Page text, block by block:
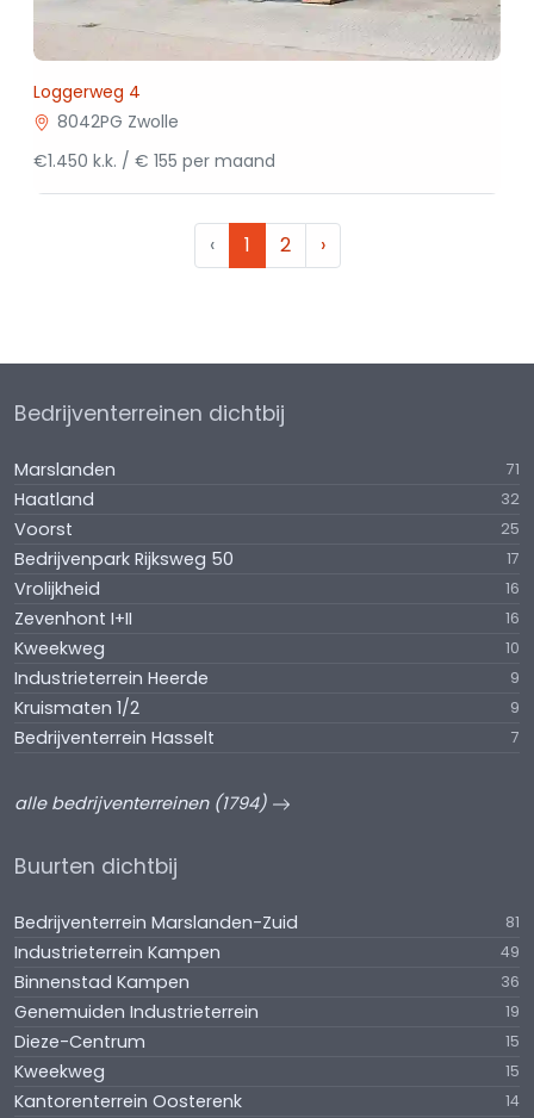
Loggerweg 4
8042PG Zwolle
€1.450 k.k. / € 155 per maand
‹ 1 2 ›
Bedrijventerreinen dichtbij
Marslanden 71
Haatland 32
Voorst 25
Bedrijvenpark Rijksweg 50 17
Vrolijkheid 16
Zevenhont I+II 16
Kweekweg 10
Industrieterrein Heerde 9
Kruismaten 1/2 9
Bedrijventerrein Hasselt 7
alle bedrijventerreinen (1794)
Buurten dichtbij
Bedrijventerrein Marslanden-Zuid 81
Industrieterrein Kampen 49
Binnenstad Kampen 36
Genemuiden Industrieterrein 19
Dieze-Centrum 15
Kweekweg 15
Kantorenterrein Oosterenk 14